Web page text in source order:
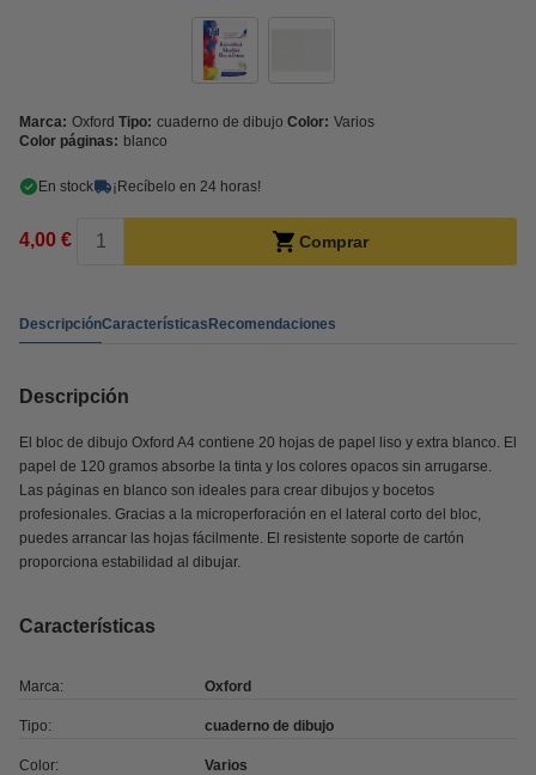
Marca: Oxford Tipo: cuaderno de dibujo Color: Varios
Color páginas: blanco
En stock ¡Recíbelo en 24 horas!
4,00 € Comprar
DescripciónCaracterísticasRecomendaciones
Descripción
El bloc de dibujo Oxford A4 contiene 20 hojas de papel liso y extra blanco. El
papel de 120 gramos absorbe la tinta y los colores opacos sin arrugarse.
Las páginas en blanco son ideales para crear dibujos y bocetos
profesionales. Gracias a la microperforación en el lateral corto del bloc,
puedes arrancar las hojas fácilmente. El resistente soporte de cartón
proporciona estabilidad al dibujar.
Características
Marca: Oxford
Tipo: cuaderno de dibujo
Color: Varios